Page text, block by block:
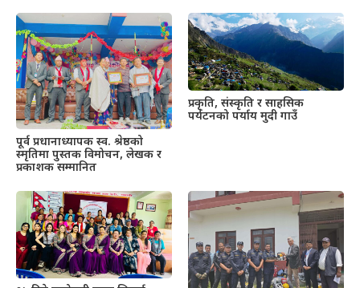
पूर्व प्रधानाध्यापक स्व. श्रेष्ठको
स्मृतिमा पुस्तक विमोचन, लेखक र
प्रकाशक सम्मानित
प्रकृति, संस्कृति र साहसिक
पर्यटनको पर्याय मुदी गाउँ